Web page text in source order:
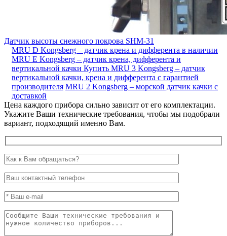
Датчик высоты снежного покрова SHM-31
MRU D Kongsberg – датчик крена и дифферента в наличии
MRU E Kongsberg – датчик крена, дифферента и
вертикальной качки Купить MRU 3 Kongsberg – датчик
вертикальной качки, крена и дифферента с гарантией
производителя MRU 2 Kongsberg – морской датчик качки с
доставкой
Цена каждого прибора сильно зависит от его комплектации.
Укажите Ваши технические требования, чтобы мы подобрали
вариант, подходящий именно Вам.